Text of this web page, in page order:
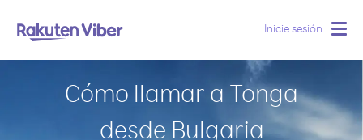
Inicie sesión
Cómo llamar a Tonga
desde Bulgaria